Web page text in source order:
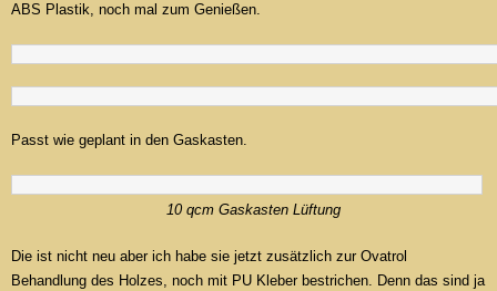
ABS Plastik, noch mal zum Genießen.
Passt wie geplant in den Gaskasten.
10 qcm Gaskasten Lüftung
Die ist nicht neu aber ich habe sie jetzt zusätzlich zur Ovatrol
Behandlung des Holzes, noch mit PU Kleber bestrichen. Denn das sind ja